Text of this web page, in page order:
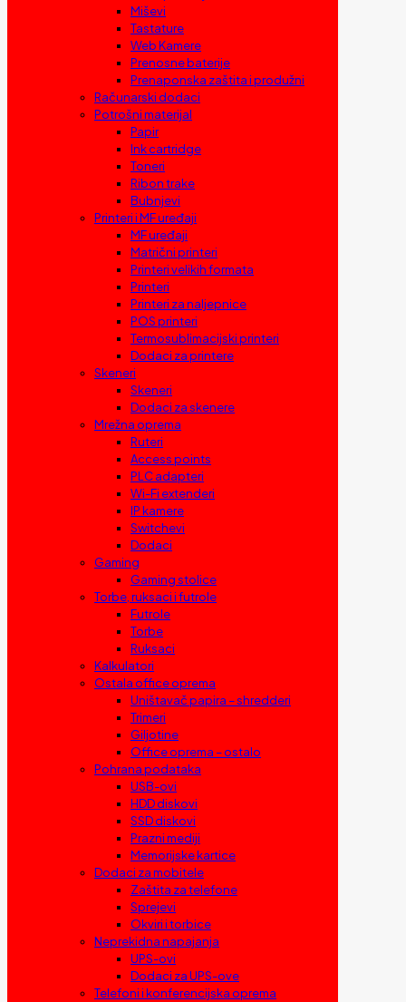
Miševi
Tastature
Web Kamere
Prenosne baterije
Prenaponska zaštita i produžni
Računarski dodaci
Potrošni materijal
Papir
Ink cartridge
Toneri
Ribon trake
Bubnjevi
Printeri i MF uređaji
MF uređaji
Matrični printeri
Printeri velikih formata
Printeri
Printeri za naljepnice
POS printeri
Termosublimacijski printeri
Dodaci za printere
Skeneri
Skeneri
Dodaci za skenere
Mrežna oprema
Ruteri
Access points
PLC adapteri
Wi-Fi extenderi
IP kamere
Switchevi
Dodaci
Gaming
Gaming stolice
Torbe, ruksaci i futrole
Futrole
Torbe
Ruksaci
Kalkulatori
Ostala office oprema
Uništavač papira – shredderi
Trimeri
Giljotine
Office oprema – ostalo
Pohrana podataka
USB-ovi
HDD diskovi
SSD diskovi
Prazni mediji
Memorijske kartice
Dodaci za mobitele
Zaštita za telefone
Sprejevi
Okviri i torbice
Neprekidna napajanja
UPS-ovi
Dodaci za UPS-ove
Telefoni i konferencijska oprema